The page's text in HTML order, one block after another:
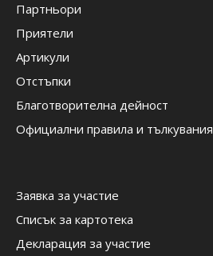
Партньори
Приятели
Артикули
Отстъпки
Благотворителна дейност
Официални правила и тълкувания
Заявка за участие
Списък за картотека
Декларация за участие